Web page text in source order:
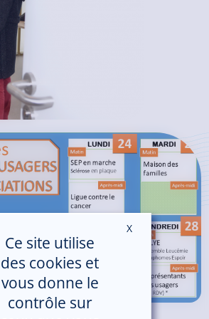
Ce site utilise
des cookies et
vous donne le
contrôle sur
XMasquer le